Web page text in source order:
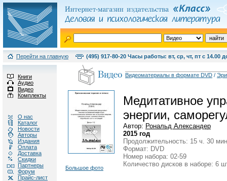
Перейти на главную (495) 917-80-20 Часы работы: вт, ср, чт, пт с 14.00
Книги
Аудио
Видео
Комплекты
О нас
Каталог
Новости
Авторы
Издания
Оплата
Доставка
Скидки
Партнеры
Форум
Прайс-лист
Видеоматериалы в формате DVD /
Большое фото
Медитативное
энергии,
Автор: Рональд Александер
2015 год
Продолжительность: 15 ч. 30
Формат: DVD
Номер набора: 02-59
Количество дисков в наборе: 6